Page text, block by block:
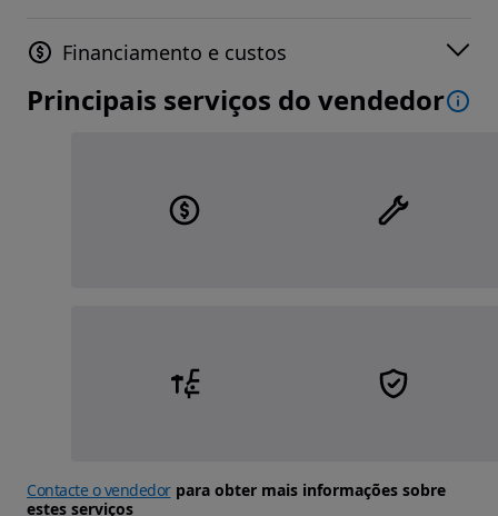
Financiamento e custos
Principais serviços do vendedor
Contacte o vendedorpara obter mais informações sobre
estes serviços